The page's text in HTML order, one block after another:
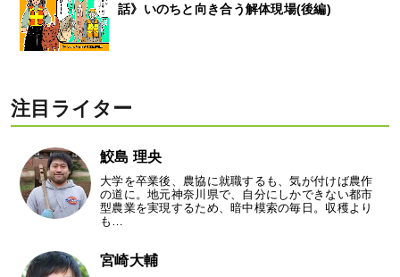
話》いのちと向き合う解体現場(後編)
注目ライター
鮫島 理央
大学を卒業後、農協に就職するも、気が付けば農作
の道に。地元神奈川県で、自分にしかできない都市
型農業を実現するため、暗中模索の毎日。収穫より
も…
宮崎大輔